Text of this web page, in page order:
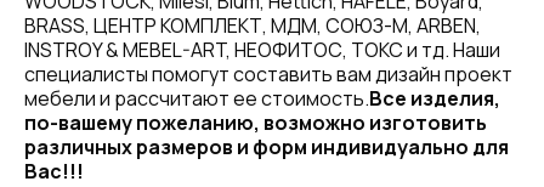
BRASS, ЦЕНТР КОМПЛЕКТ, МДМ, СОЮЗ-М, ARBEN,
INSTROY & MEBEL-ART, НЕОФИТОС, ТОКС и тд. Наши
специалисты помогут составить вам дизайн проект
мебели и рассчитают ее стоимость.Все изделия,
по-вашему пожеланию, возможно изготовить
различных размеров и форм индивидуально для
Вас!!!